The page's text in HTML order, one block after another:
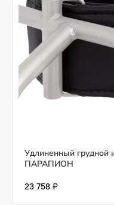
Удлиненный грудной
ПАРАПИОН
23 758 ₽